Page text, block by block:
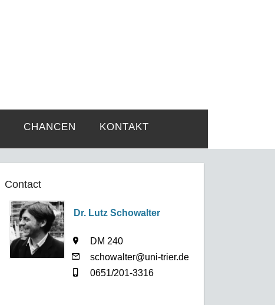
CHANCEN KONTAKT
Contact
Dr. Lutz Schowalter
DM 240
schowalter@uni-trier.de
0651/201-3316